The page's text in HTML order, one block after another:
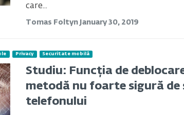
care...
Tomas Foltyn January 30, 2019
Privacy Securitate mobilă
Studiu: Funcția de
metodă nu foarte sigură de
telefonului